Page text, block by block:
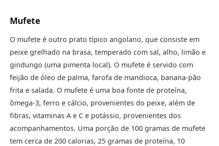
Mufete
O mufete é outro prato típico angolano, que consiste em
peixe grelhado na brasa, temperado com sal, alho, limão e
gindungo (uma pimenta local). O mufete é servido com
feijão de óleo de palma, farofa de mandioca, banana-pão
frita e salada. O mufete é uma boa fonte de proteína,
ômega-3, ferro e cálcio, provenientes do peixe, além de
fibras, vitaminas A e C e potássio, provenientes dos
acompanhamentos. Uma porção de 100 gramas de mufete
tem cerca de 200 calorias, 25 gramas de proteína, 10